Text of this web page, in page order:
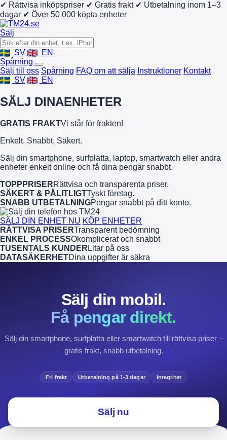
✔ Rättvisa inköpspriser ✔ Gratis frakt ✔ Utbetalning inom 1–3
dagar ✔ Över 50 000 köpta enheter
Sälj
SV
EN
Spårning
Sälj till oss Spårning FAQ om att sälja Instruktioner Kontakt
SV
EN
SÄLJ DINAENHETER
GRATIS FRAKTVi står för frakten!
Enkelt. Snabbt. Säkert.
Sälj din smartphone, surfplatta, laptop, smartwatch eller andra
enheter enkelt online och få dina pengar snabbt.
TOPPPRISERRättvisa och transparenta priser.
SÄKERT & PÅLITLIGTTyskt företag.
SNABB UTBETALNINGPengar snabbt på ditt konto.
SÄLJ DIN ENHET NU KÖP ENHETER
RÄTTVISA PRISERTransparent bedömning
ENKEL PROCESSOkomplicerat och snabbt
TUSENTALS KUNDER Litar på oss
DATASÄKERHETDina uppgifter är säkra
Sälj din mobil.
Få pengar direkt.
Sälj din smartphone, surfplatta eller smartwatch till rättvisa priser –
gratis frakt, snabb utbetalning.
Fri frakt Utbetalning på 1-3 dagar Integritet
Sälj nu